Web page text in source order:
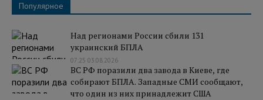
Популярное
Над регионами России сбили 131
украинский БПЛА
07:25 03.08.2026
ВС РФ поразили два завода в Киеве, где
собирают БПЛА. Западные СМИ сообщают,
что один из них принадлежит США